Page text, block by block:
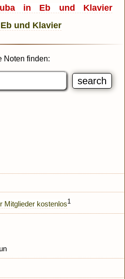
in Eb und Klavier
Noten finden:
Mitglieder kostenlos1